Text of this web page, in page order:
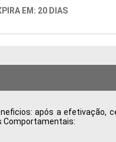
EM: 20 DIAS
após a
Comportamentais: